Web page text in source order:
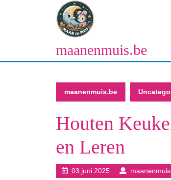
maanenmuis.be
maanenmuis.be
Houten
en Leren
03 juni 202503
maanenmuis